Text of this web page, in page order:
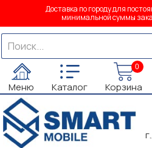
Доставка по городу для
минимальной суммы
Меню Каталог
0
Корзина